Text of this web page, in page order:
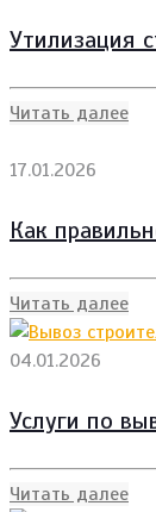
Утилизация
Читать далее
17.01.2026
Как
Читать далее
04.01.2026
Услуги по
Читать далее